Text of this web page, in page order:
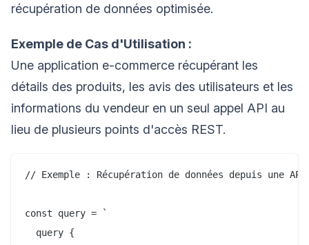
récupération de données optimisée.
Exemple de Cas d'Utilisation :
Une application e-commerce récupérant les
détails des produits, les avis des utilisateurs et les
informations du vendeur en un seul appel API au
lieu de plusieurs points d'accès REST.
// Exemple : Récupération de données depuis une API
const query = `
  query {